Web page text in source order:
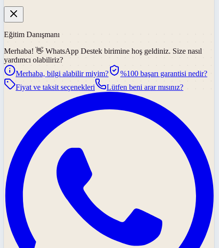
Eğitim Danışmanı
Merhaba! 👋 WhatsApp Destek birimine hoş geldiniz. Size nasıl
yardımcı olabiliriz?
Merhaba, bilgi alabilir miyim?
%100 başarı garantisi nedir?
Fiyat ve taksit seçenekleri
Lütfen beni arar mısınız?